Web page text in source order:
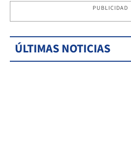
PUBLICIDAD
ÚLTIMAS NOTICIAS